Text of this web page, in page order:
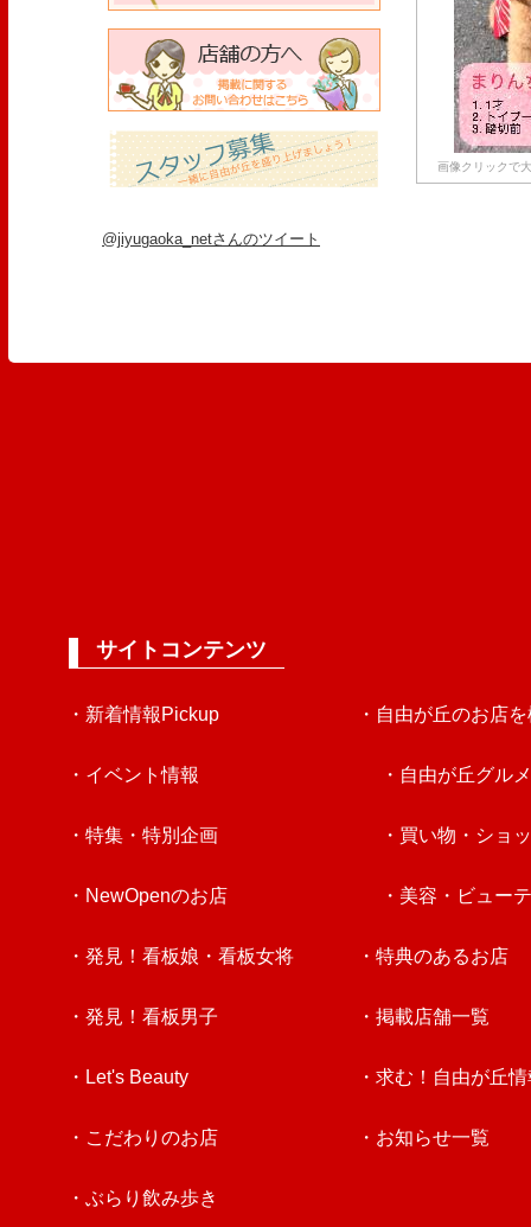
画像クリックで
@jiyugaoka_netさんのツイート
サイトコンテンツ
・新着情報Pickup
・イベント情報
・特集・特別企画
・NewOpenのお店
・発見！看板娘・看板女将
・発見！看板男子
・Let's Beauty
・こだわりのお店
・ぶらり飲み歩き
・自由が丘のお店
・自由が丘グルメ
・買い物・ショ
・美容・ビュー
・特典のあるお店
・掲載店舗一覧
・求む！自由が丘
・お知らせ一覧